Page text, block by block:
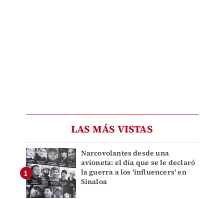
LAS MÁS VISTAS
Narcovolantes desde una
avioneta: el día que se le declaró
la guerra a los 'influencers' en
Sinaloa